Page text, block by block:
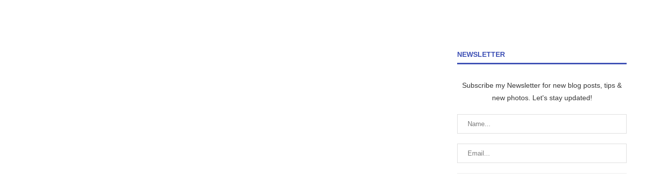
NEWSLETTER
Subscribe my Newsletter for new blog posts, tips &
new photos. Let's stay updated!